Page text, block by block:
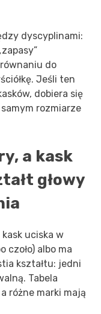
dyscyplinami:
do
Jeśli ten
dobiera się
rozmiarze
a kask
głowy
uciska w
czoło) albo ma
kształtu: jedni
Tabela
różne marki mają